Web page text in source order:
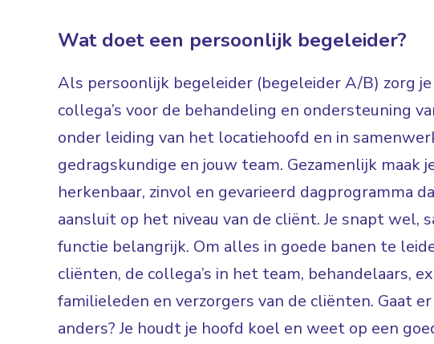
Wat doet een persoonlijk begeleider?
Als persoonlijk begeleider (begeleider A/B) zorg
collega’s voor de behandeling en ondersteuning
onder leiding van het locatiehoofd en in
gedragskundige en jouw team. Gezamenlijk maak
herkenbaar, zinvol en gevarieerd dagprogramma
aansluit op het niveau van de cliënt. Je snapt wel,
functie belangrijk. Om alles in goede banen te
cliënten, de collega’s in het team, behandelaars,
familieleden en verzorgers van de cliënten. Gaat
anders? Je houdt je hoofd koel en weet op een